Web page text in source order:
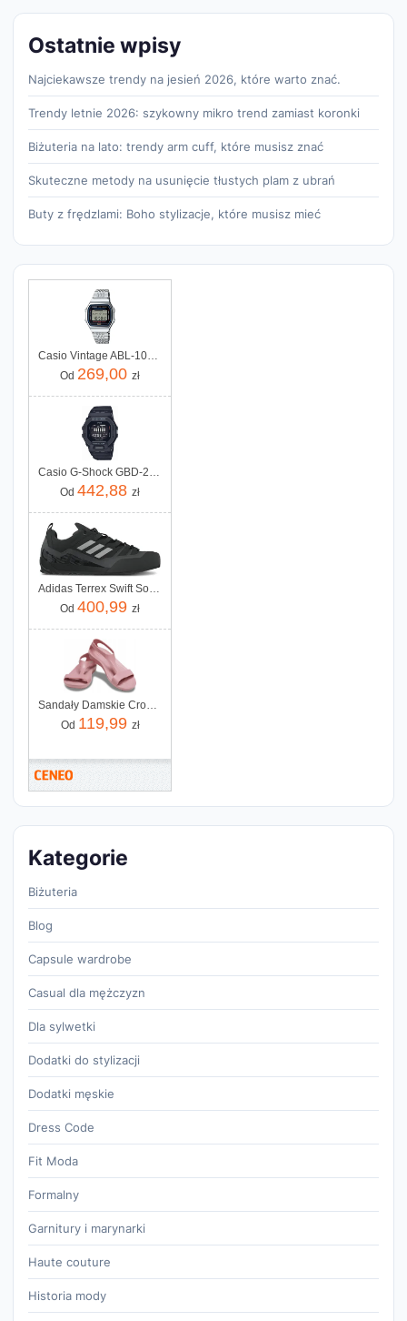
Ostatnie wpisy
Najciekawsze trendy na jesień 2026, które warto znać.
Trendy letnie 2026: szykowny mikro trend zamiast koronki
Biżuteria na lato: trendy arm cuff, które musisz znać
Skuteczne metody na usunięcie tłustych plam z ubrań
Buty z frędzlami: Boho stylizacje, które musisz mieć
Casio Vintage ABL-100WE-1AEF
Od 269,00 zł
Casio G-Shock GBD-200 -1ER
Od 442,88 zł
Adidas Terrex Swift Solo 2 IE6901 czarne
Od 400,99 zł
Sandały Damskie Crocs Serena Sandal 37-38
Od 119,99 zł
Kategorie
Biżuteria
Blog
Capsule wardrobe
Casual dla mężczyzn
Dla sylwetki
Dodatki do stylizacji
Dodatki męskie
Dress Code
Fit Moda
Formalny
Garnitury i marynarki
Haute couture
Historia mody